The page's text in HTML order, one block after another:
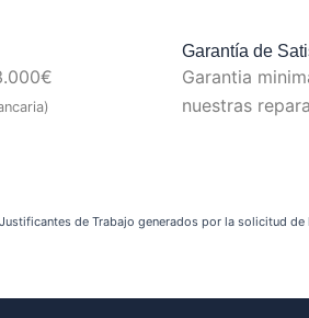
Garantía de
Garantia
nuestras
de Trabajo generados por la solicitud